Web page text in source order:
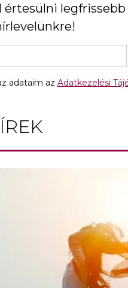
értesülni
adataim az Adatkezelési